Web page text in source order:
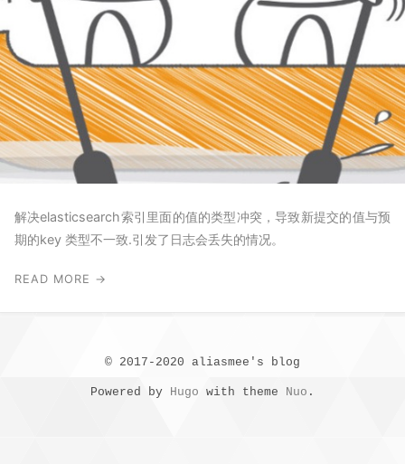
About Me
解决elasticsearch索引里面的值的类型冲突，导致新提交的值与预
期的key 类型不一致.引发了日志会丢失的情况。
READ MORE →
© 2017-2020 aliasmee's blog
Powered by Hugo with theme Nuo .